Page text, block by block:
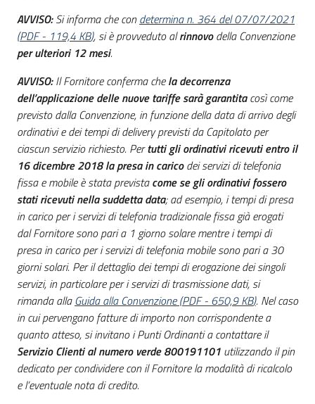
AVVISO:Si informa che con determina n. 364 del 07/07/2021
(PDF- 119,4 KB), si è provveduto alrinnovodella Convenzione
per ulteriori 12 mesi.
AVVISO:Il Fornitore conferma chela decorrenza
dell’applicazione delle nuove tariffe sarà garantitacosì come
previsto dalla Convenzione, in funzione della data di arrivo degli
ordinativi e dei tempi di delivery previsti da Capitolato per
ciascun servizio richiesto. Pertutti gli ordinativi ricevuti entro il
16 dicembre 2018 la presa in caricodei servizi di telefonia
fissa e mobile è stata previstacome se gli ordinativi fossero
stati ricevuti nella suddetta data; ad esempio, i tempi di presa
in carico per i servizi di telefonia tradizionale fissa già erogati
dal Fornitore sono pari a 1 giorno solare mentre i tempi di
presa in carico per i servizi di telefonia mobile sono pari a 30
giorni solari. Per il dettaglio dei tempi di erogazione dei singoli
servizi, in particolare per i servizi di trasmissione dati, si
rimanda allaGuida alla Convenzione(PDF- 650,9 KB). Nel caso
in cui pervengano fatture di importo non corrispondente a
quanto atteso, si invitano i Punti Ordinanti a contattare il
Servizio Clienti al numero verde 800191101 utilizzando il pin
dedicato per condividere con il Fornitore la modalità di ricalcolo
e l’eventuale nota di credito.